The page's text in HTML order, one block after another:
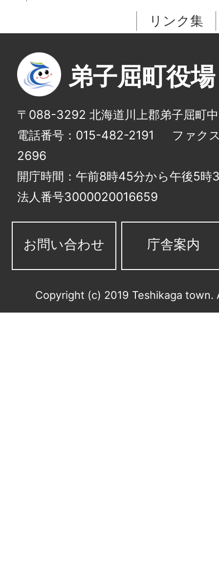
リンク集
弟子屈町役場
〒088-3292 北海道川上郡弟子屈町
電話番号：015-482-2191
ファク
2696
開庁時間：午前8時45分から午後5時
法人番号3000020016659
お問い合わせ 庁舎案内
Copyright (c) 2019 Teshikaga town.